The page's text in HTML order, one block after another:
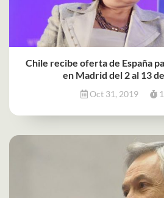
Chile recibe oferta de España
en Madrid del 2 al 13
Oct 31, 2019 1